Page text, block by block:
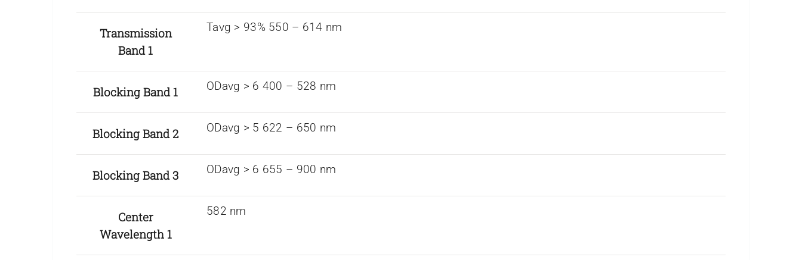
Transmission
Band 1
Tavg > 93% 550 – 614 nm
Blocking Band 1 ODavg > 6 400 – 528 nm
Blocking Band 2 ODavg > 5 622 – 650 nm
Blocking Band 3 ODavg > 6 655 – 900 nm
Center
Wavelength 1
582 nm